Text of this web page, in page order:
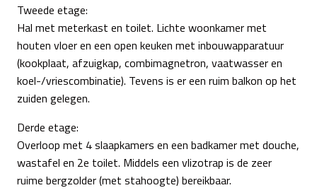
Tweede etage:
Hal met meterkast en toilet. Lichte woonkamer met
houten vloer en een open keuken met inbouwapparatuur
(kookplaat, afzuigkap, combimagnetron, vaatwasser en
koel-/vriescombinatie). Tevens is er een ruim balkon op het
zuiden gelegen.
Derde etage:
Overloop met 4 slaapkamers en een badkamer met douche,
wastafel en 2e toilet. Middels een vlizotrap is de zeer
ruime bergzolder (met stahoogte) bereikbaar.